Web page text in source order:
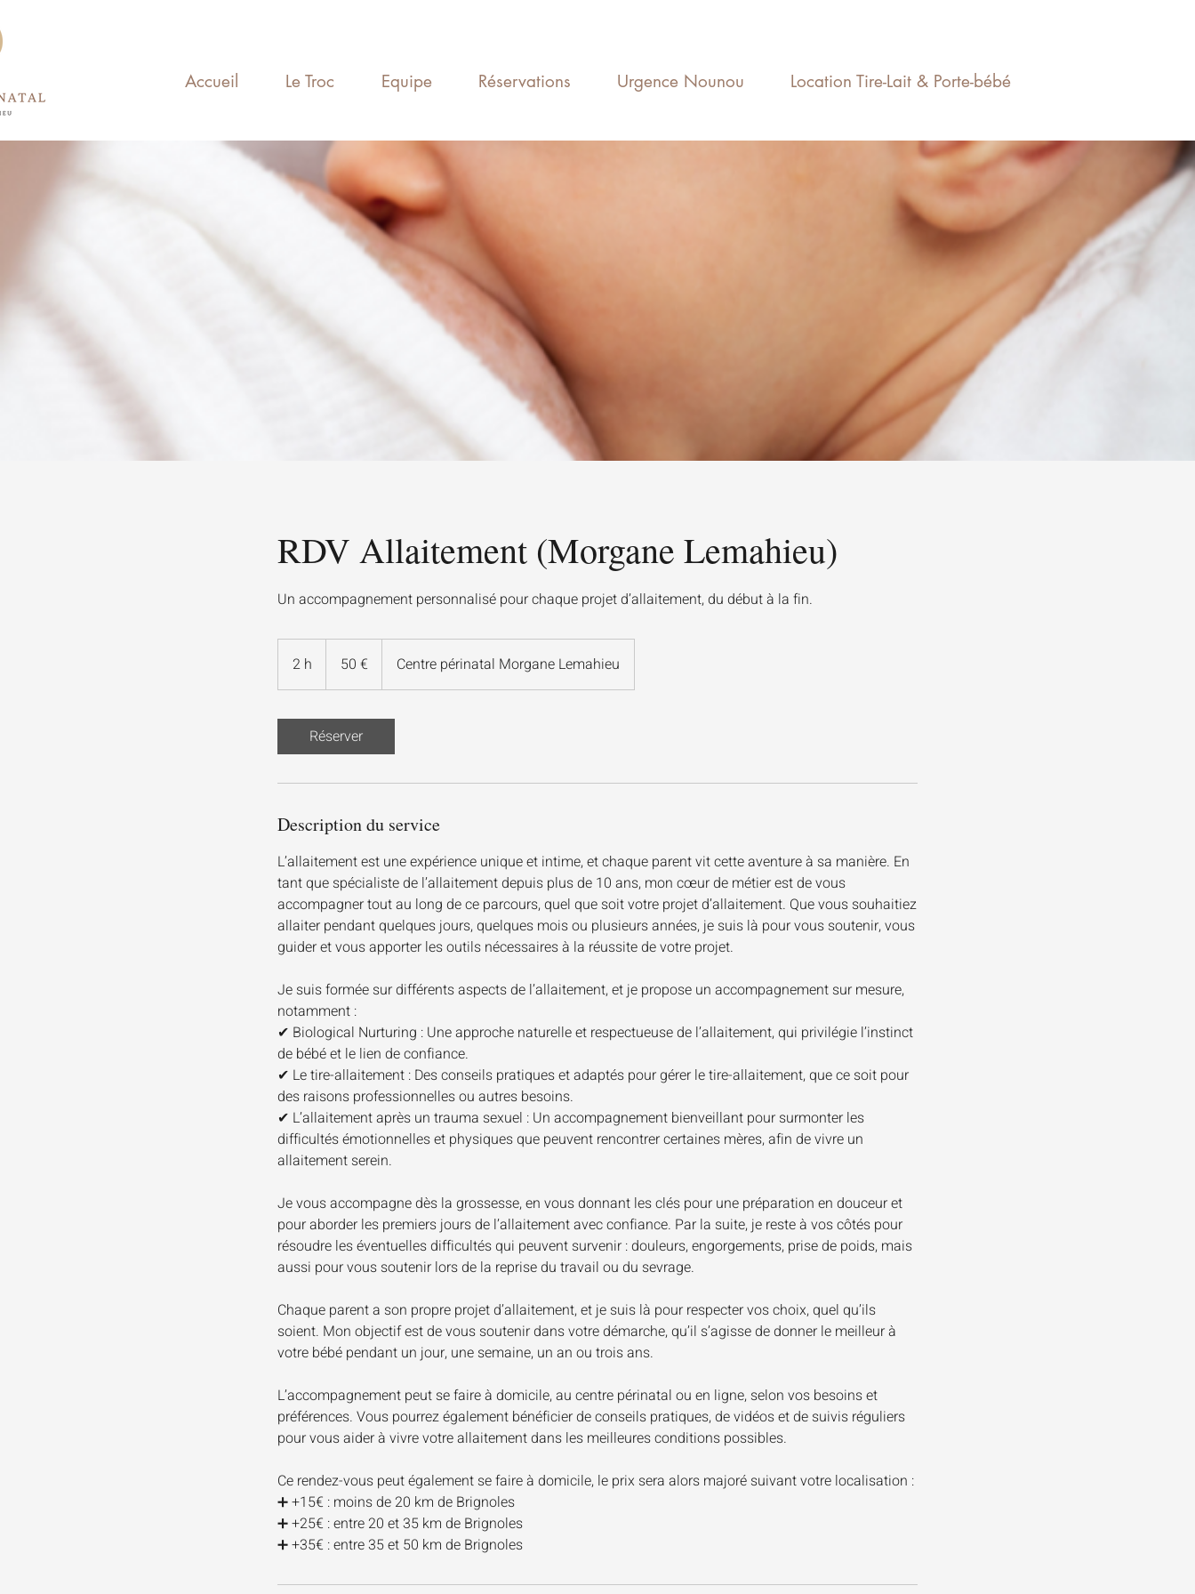
Accueil Le Troc Equipe Réservations Urgence Nounou Location Tire-Lait & Porte-bébé
RDV Allaitement (Morgane Lemahieu)
Un accompagnement personnalisé pour chaque projet d’allaitement, du début à la fin.
2 h
h
50 € Centre périnatal Morgane Lemahieu
Réserver
Description du service
L’allaitement est une expérience unique et intime, et chaque parent vit cette aventure à sa manière. En
tant que spécialiste de l’allaitement depuis plus de 10 ans, mon cœur de métier est de vous
accompagner tout au long de ce parcours, quel que soit votre projet d’allaitement. Que vous souhaitiez
allaiter pendant quelques jours, quelques mois ou plusieurs années, je suis là pour vous soutenir, vous
guider et vous apporter les outils nécessaires à la réussite de votre projet.
Je suis formée sur différents aspects de l’allaitement, et je propose un accompagnement sur mesure,
notamment :
✔ Biological Nurturing : Une approche naturelle et respectueuse de l’allaitement, qui privilégie l’instinct
de bébé et le lien de confiance.
✔ Le tire-allaitement : Des conseils pratiques et adaptés pour gérer le tire-allaitement, que ce soit pour
des raisons professionnelles ou autres besoins.
✔ L’allaitement après un trauma sexuel : Un accompagnement bienveillant pour surmonter les
difficultés émotionnelles et physiques que peuvent rencontrer certaines mères, afin de vivre un
allaitement serein.
Je vous accompagne dès la grossesse, en vous donnant les clés pour une préparation en douceur et
pour aborder les premiers jours de l’allaitement avec confiance. Par la suite, je reste à vos côtés pour
résoudre les éventuelles difficultés qui peuvent survenir : douleurs, engorgements, prise de poids, mais
aussi pour vous soutenir lors de la reprise du travail ou du sevrage.
Chaque parent a son propre projet d’allaitement, et je suis là pour respecter vos choix, quel qu’ils
soient. Mon objectif est de vous soutenir dans votre démarche, qu’il s’agisse de donner le meilleur à
votre bébé pendant un jour, une semaine, un an ou trois ans.
L’accompagnement peut se faire à domicile, au centre périnatal ou en ligne, selon vos besoins et
préférences. Vous pourrez également bénéficier de conseils pratiques, de vidéos et de suivis réguliers
pour vous aider à vivre votre allaitement dans les meilleures conditions possibles.
Ce rendez-vous peut également se faire à domicile, le prix sera alors majoré suivant votre localisation :
➕ +15€ : moins de 20 km de Brignoles
➕ +25€ : entre 20 et 35 km de Brignoles